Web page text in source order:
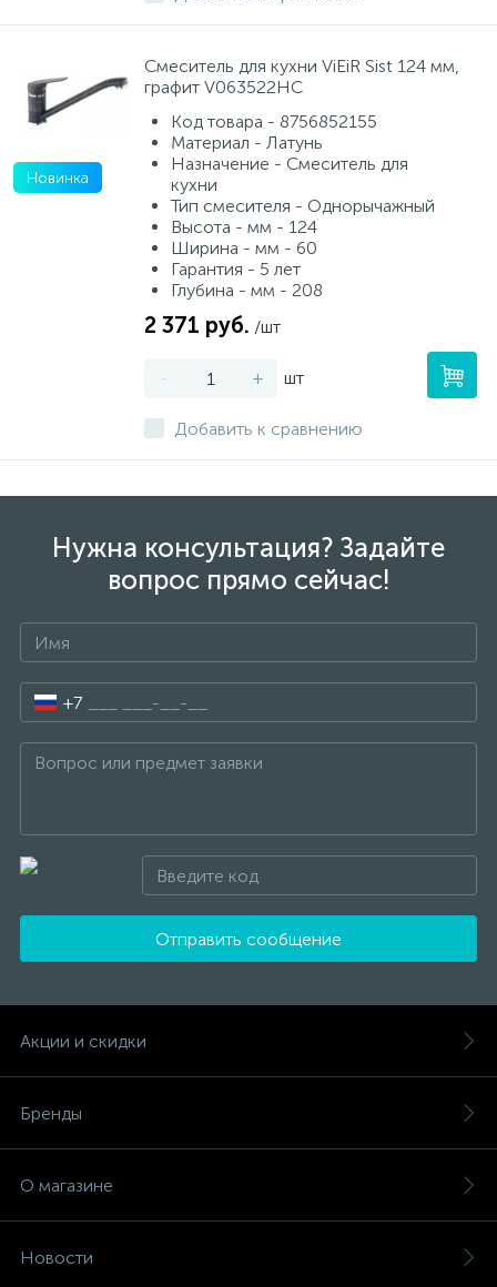
Новинка
Смеситель для кухни ViEiR Sist 124 мм,
графит V063522HC
Код товара - 8756852155
Материал - Латунь
Назначение - Смеситель для
кухни
Тип смесителя - Однорычажный
Высота - мм - 124
Ширина - мм - 60
Гарантия - 5 лет
Глубина - мм - 208
2 371 руб. /шт
- + шт
Добавить к сравнению
Нужна консультация? Задайте
вопрос прямо сейчас!
+7
Отправить сообщение
Акции и скидки
Бренды
О магазине
Новости